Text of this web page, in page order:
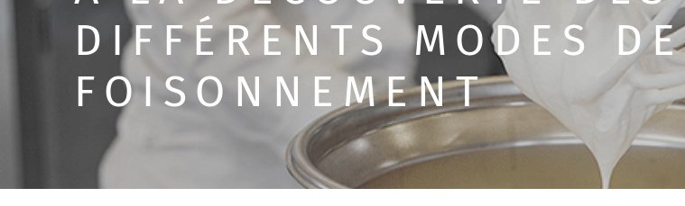
DIFFÉRENTS MODES DE
FOISONNEMENT